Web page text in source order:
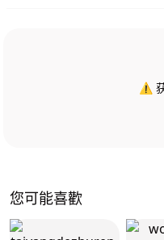
⚠️
您可能喜歡